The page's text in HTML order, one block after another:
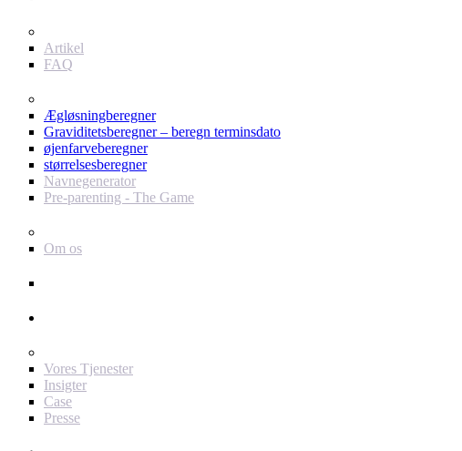
Artikel
FAQ
Ægløsningberegner
Graviditetsberegner – beregn terminsdato
øjenfarveberegner
størrelsesberegner
Navnegenerator
Pre-parenting - The Game
Om os
Vores Tjenester
Insigter
Case
Presse